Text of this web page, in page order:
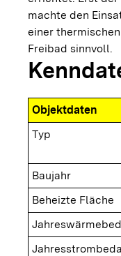
machte den
einer
Freibad sinnvoll.
Objektdaten
Typ
Baujahr
Beheizte Fläche